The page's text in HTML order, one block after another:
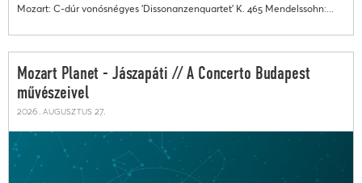
Mozart: C-dúr vonósnégyes 'Dissonanzenquartet' K. 465 Mendelssohn:...
Mozart Planet - Jászapáti // A Concerto Budapest
művészeivel
2026. augusztus 27.